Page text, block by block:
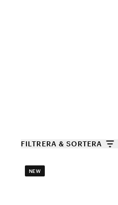
FILTRERA & SORTERA
NEW